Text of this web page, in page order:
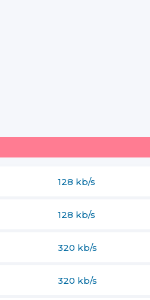
128 kb/s
128 kb/s
320 kb/s
320 kb/s